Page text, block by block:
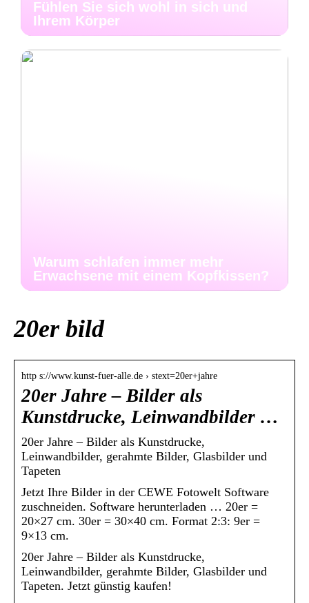
Fühlen Sie sich wohl in sich und
Ihrem Körper
Warum schlafen immer mehr
Erwachsene mit einem Kopfkissen?
20er bild
http s://www.kunst-fuer-alle.de › stext=20er+jahre
20er Jahre – Bilder als
Kunstdrucke, Leinwandbilder …
20er Jahre – Bilder als Kunstdrucke,
Leinwandbilder, gerahmte Bilder, Glasbilder und
Tapeten
Jetzt Ihre Bilder in der CEWE Fotowelt Software
zuschneiden. Software herunterladen … 20er =
20×27 cm. 30er = 30×40 cm. Format 2:3: 9er =
9×13 cm.
20er Jahre – Bilder als Kunstdrucke,
Leinwandbilder, gerahmte Bilder, Glasbilder und
Tapeten. Jetzt günstig kaufen!